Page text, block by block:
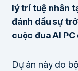
lý trí tuệ nhân
đánh dấu sự
cuộc đua AI
Dự án này do